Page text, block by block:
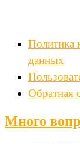
Политика
данных
Обратная
Много